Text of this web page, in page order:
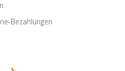
Bezahlungen